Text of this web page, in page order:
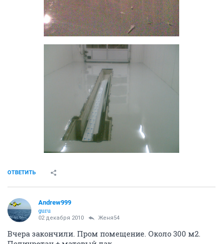
ОТВЕТИТЬ
Andrew999
guru
02 декабря 2010 Женя54
Вчера закончили. Пром помещение. Около 300 м2.